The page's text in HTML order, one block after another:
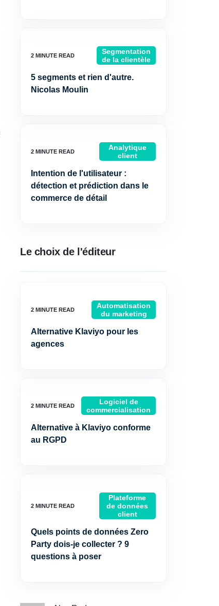
Segmentation
de la clientèle
5 segments et rien d'autre.
Nicolas Moulin
Analytique
client
Intention de l'utilisateur :
détection et prédiction dans le
commerce de détail
Le choix de l'éditeur
Automatisation
du marketing
Alternative Klaviyo pour les
agences
Logiciel de
commercialisation
Alternative à Klaviyo conforme
au RGPD
Plateforme
de données
client
Quels points de données Zero
Party dois-je collecter ? 9
questions à poser